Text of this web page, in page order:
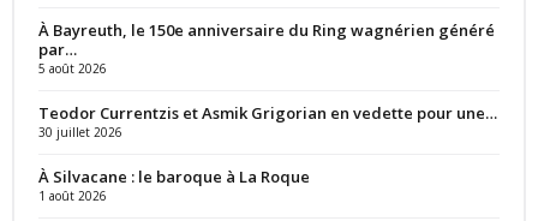
À Bayreuth, le 150e anniversaire du Ring wagnérien généré
par…
5 août 2026
Teodor Currentzis et Asmik Grigorian en vedette pour une…
30 juillet 2026
À Silvacane : le baroque à La Roque
1 août 2026